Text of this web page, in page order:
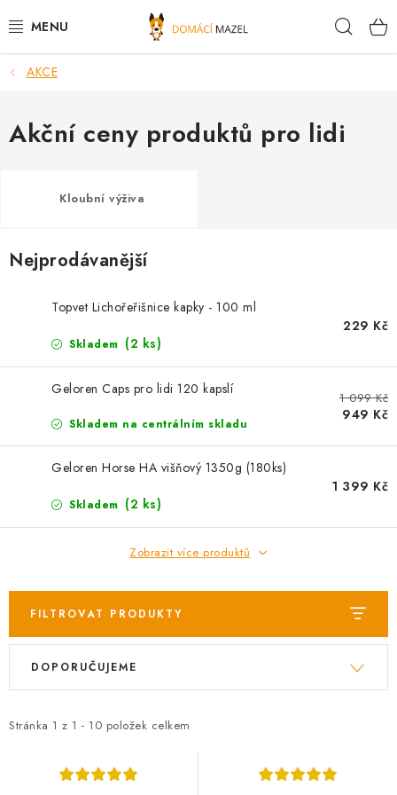
na
DOPORUČUJEME
VÝPRODEJ SKLADU
KONĚ
PRO CHOVATELE
NOVINKY
OSTATNÍ
Kontakt Možnosti dopravy
Hodnocení obchodu
Obchodní podmínky
Věrnostní slevy
AKCE
Akční ceny produktů pro lidi
Kloubní výživa
Nejprodávanější
Topvet Lichořeřišnice kapky - 100 ml
Skladem (2 ks)
229 Kč
Geloren Caps pro lidi 120 kapslí
Skladem na centrálním skladu
1 099 Kč
949 Kč
Geloren Horse HA višňový 1350g (180ks)
Skladem (2 ks)
1 399 Kč
Zobrazit více produktů
FILTROVAT PRODUKTY
V
i
Stránka 1 z 1 - 10 položek celkem
Ř
e
DOPORUČUJEME